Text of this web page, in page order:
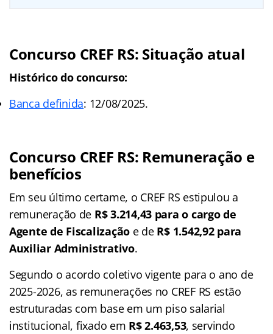
Concurso CREF RS: Situação atual
Histórico do concurso:
Banca definida: 12/08/2025.
Concurso CREF RS: Remuneração e
benefícios
Em seu último certame, o CREF RS estipulou a
remuneração de R$ 3.214,43 para o cargo de
Agente de Fiscalização e de R$ 1.542,92 para
Auxiliar Administrativo.
Segundo o acordo coletivo vigente para o ano de
2025-2026, as remunerações no CREF RS estão
estruturadas com base em um piso salarial
institucional, fixado em R$ 2.463,53, servindo